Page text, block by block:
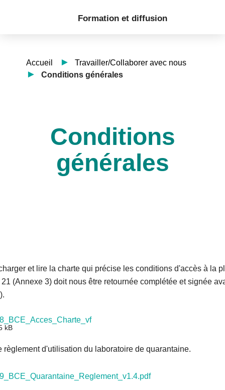
Formation et diffusion
Accueil
Travailler/Collaborer avec nous
Conditions générales
Conditions
générales
et lire la charte qui précise les conditions d'accès à la
(Annexe 3) doit nous être retournée complétée et signée
kB
règlement d'utilisation du laboratoire de quarantaine.